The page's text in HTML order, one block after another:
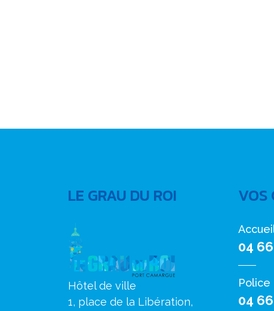
LE GRAU DU ROI
Hôtel de ville
1, place de la Libération,
VOS
04
Police
04